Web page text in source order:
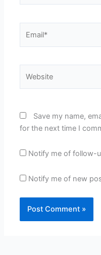
Save my name,
for the next time I
Notify me of follow-
Notify me of new